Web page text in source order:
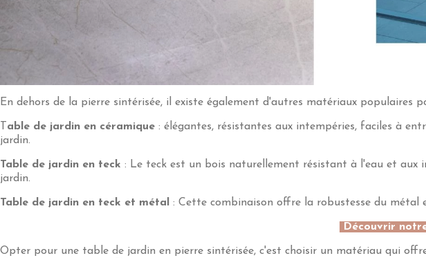
En dehors de la pierre sintérisée, il existe également d'autres matériaux populaires
T able de jardin en céramique : élégantes, résistantes aux intempéries, faciles à
jardin.
Table de jardin en teck : Le teck est un bois naturellement résistant à l'eau et aux
jardin.
Table de jardin en teck et métal : Cette combinaison offre la robustesse du
Découvrir
Opter pour une table de jardin en pierre sintérisée, c'est choisir un matériau qui